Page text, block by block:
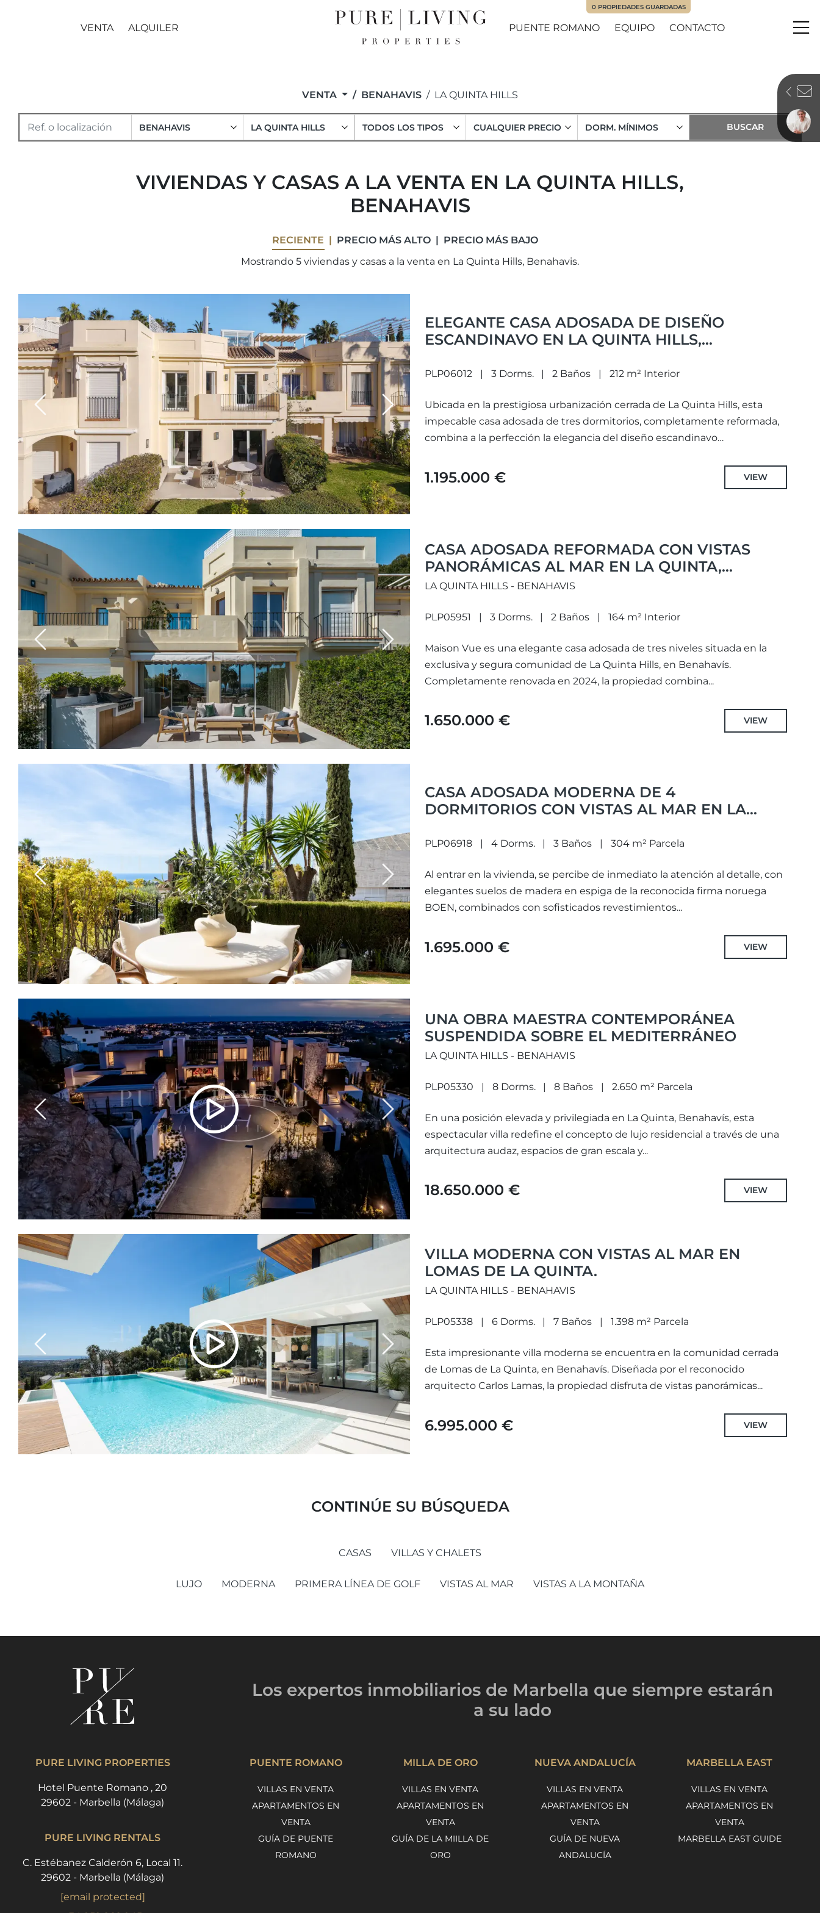
VENTA ALQUILER PUENTE ROMANO EQUIPO CONTACTO
0 PROPIEDADES GUARDADAS
VENTA BENAHAVIS LA QUINTA HILLS
BENAHAVIS LA QUINTA HILLS TODOS LOS TIPOS CUALQUIER PRECIO DORM. MÍNIMOS
VIVIENDAS Y CASAS A LA VENTA EN LA QUINTA HILLS,
BENAHAVIS
RECIENTE PRECIO MÁS ALTO
PRECIO MÁS BAJO
Mostrando 5 viviendas y casas a la venta en La Quinta Hills, Benahavis.
Previous Next
ELEGANTE CASA ADOSADA DE DISEÑO
ESCANDINAVO EN LA QUINTA HILLS,
PLP06012 3 Dorms. 2 Baños 212 m² Interior
Ubicada en la prestigiosa urbanización cerrada de La Quinta Hills, esta
impecable casa adosada de tres dormitorios, completamente reformada,
combina a la perfección la elegancia del diseño escandinavo
1.195.000 € VIEW
Previous Next
CASA ADOSADA REFORMADA CON VISTAS
PANORÁMICAS AL MAR EN LA QUINTA,
BENAHAVÍS
LA QUINTA HILLS - BENAHAVIS
PLP05951 3 Dorms. 2 Baños 164 m² Interior
Maison Vue es una elegante casa adosada de tres niveles situada en la
exclusiva y segura comunidad de La Quinta Hills, en Benahavís.
Completamente renovada en 2024, la propiedad combina...
1.650.000 € VIEW
Previous Next
CASA ADOSADA MODERNA DE 4
DORMITORIOS CON VISTAS AL MAR EN LA
PLP06918 4 Dorms. 3 Baños 304 m² Parcela
Al entrar en la vivienda, se percibe de inmediato la atención al detalle, con
elegantes suelos de madera en espiga de la reconocida firma noruega
BOEN, combinados con sofisticados revestimientos...
1.695.000 € VIEW
Previous Next
UNA OBRA MAESTRA CONTEMPORÁNEA
SUSPENDIDA SOBRE EL MEDITERRÁNEO
LA QUINTA HILLS - BENAHAVIS
PLP05330 8 Dorms. 8 Baños 2.650 m² Parcela
En una posición elevada y privilegiada en La Quinta, Benahavís, esta
espectacular villa redefine el concepto de lujo residencial a través de una
arquitectura audaz, espacios de gran escala y...
18.650.000 € VIEW
Previous Next
VILLA MODERNA CON VISTAS AL MAR EN
LOMAS DE LA QUINTA.
LA QUINTA HILLS - BENAHAVIS
PLP05338 6 Dorms. 7 Baños 1.398 m² Parcela
Esta impresionante villa moderna se encuentra en la comunidad cerrada
de Lomas de La Quinta, en Benahavís. Diseñada por el reconocido
arquitecto Carlos Lamas, la propiedad disfruta de vistas panorámicas...
6.995.000 € VIEW
CONTINÚE SU BÚSQUEDA
CASAS VILLAS Y CHALETS
LUJO MODERNA PRIMERA LÍNEA DE GOLF VISTAS AL MAR VISTAS A LA MONTAÑA
Los expertos inmobiliarios de Marbella que siempre estarán
a su lado
PURE LIVING PROPERTIES
Hotel Puente Romano , 20
29602 - Marbella (Málaga)
PURE LIVING RENTALS
C. Estébanez Calderón 6, Local 11.
29602 - Marbella (Málaga)
[email protected]
PUENTE ROMANO
VILLAS EN VENTA
APARTAMENTOS EN
VENTA
GUÍA DE PUENTE
ROMANO
MILLA DE ORO
VILLAS EN VENTA
APARTAMENTOS EN
VENTA
GUÍA DE LA MIILLA DE
ORO
NUEVA ANDALUCÍA
VILLAS EN VENTA
APARTAMENTOS EN
VENTA
GUÍA DE NUEVA
ANDALUCÍA
MARBELLA EAST
VILLAS EN VENTA
APARTAMENTOS EN
VENTA
MARBELLA EAST GUIDE